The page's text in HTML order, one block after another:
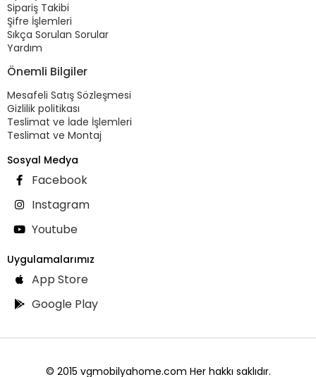
Sipariş Takibi
Şifre İşlemleri
Sıkça Sorulan Sorular
Yardım
Önemli Bilgiler
Mesafeli Satış Sözleşmesi
Gizlilik politikası
Teslimat ve İade İşlemleri
Teslimat ve Montaj
Sosyal Medya
Facebook
Instagram
Youtube
Uygulamalarımız
App Store
Google Play
© 2015 vgmobilyahome.com Her hakkı saklıdır.